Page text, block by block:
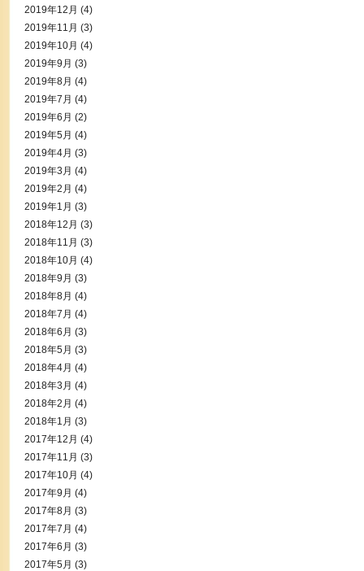
2019年12月 (4)
2019年11月 (3)
2019年10月 (4)
2019年9月 (3)
2019年8月 (4)
2019年7月 (4)
2019年6月 (2)
2019年5月 (4)
2019年4月 (3)
2019年3月 (4)
2019年2月 (4)
2019年1月 (3)
2018年12月 (3)
2018年11月 (3)
2018年10月 (4)
2018年9月 (3)
2018年8月 (4)
2018年7月 (4)
2018年6月 (3)
2018年5月 (3)
2018年4月 (4)
2018年3月 (4)
2018年2月 (4)
2018年1月 (3)
2017年12月 (4)
2017年11月 (3)
2017年10月 (4)
2017年9月 (4)
2017年8月 (3)
2017年7月 (4)
2017年6月 (3)
2017年5月 (3)